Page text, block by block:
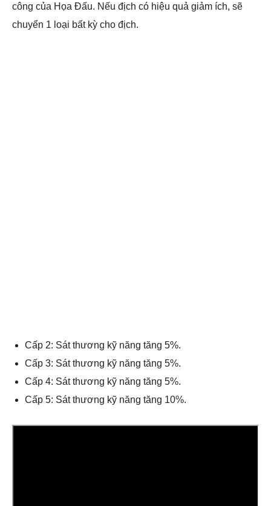
công của Họa Đấu. Nếu địch có hiệu quả giảm ích, sẽ
chuyển 1 loại bất kỳ cho địch.
Cấp 2: Sát thương kỹ năng tăng 5%.
Cấp 3: Sát thương kỹ năng tăng 5%.
Cấp 4: Sát thương kỹ năng tăng 5%.
Cấp 5: Sát thương kỹ năng tăng 10%.